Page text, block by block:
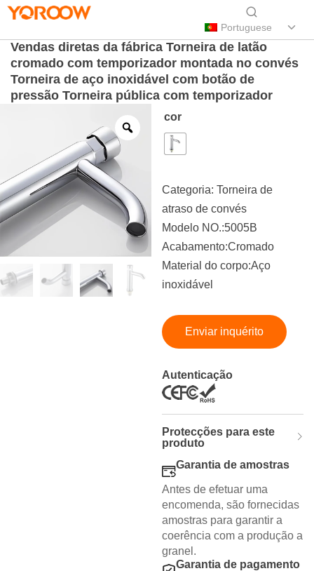
Portuguese
Vendas diretas da fábrica Torneira de latão
cromado com temporizador montada no convés
Torneira de aço inoxidável com botão de
pressão Torneira pública com temporizador
cor
Categoria:Torneira de
atraso de convés
Modelo NO.:5005B
Acabamento:Cromado
Material do corpo:Aço
inoxidável
Enviar inquérito
Autenticação
Protecções para este
produto
Garantia de amostras
Antes de efetuar uma
encomenda, são fornecidas
amostras para garantir a
coerência com a produção a
granel.
Garantia de pagamento